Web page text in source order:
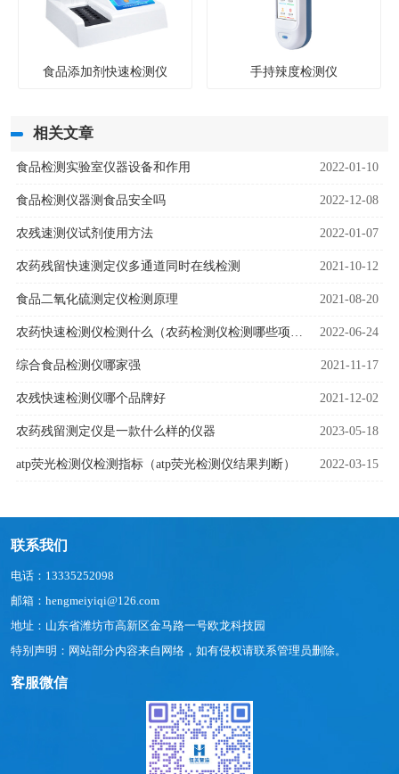
食品添加剂快速检测仪 手持辣度检测仪
相关文章
食品检测实验室仪器设备和作用 2022-01-10
食品检测仪器测食品安全吗 2022-12-08
农残速测仪试剂使用方法 2022-01-07
农药残留快速测定仪多通道同时在线检测 2021-10-12
食品二氧化硫测定仪检测原理 2021-08-20
农药快速检测仪检测什么（农药检测仪检测哪些项目） 2022-06-24
综合食品检测仪哪家强 2021-11-17
农残快速检测仪哪个品牌好 2021-12-02
农药残留测定仪是一款什么样的仪器 2023-05-18
atp荧光检测仪检测指标（atp荧光检测仪结果判断） 2022-03-15
联系我们
电话：13335252098
邮箱：hengmeiyiqi@126.com
地址：山东省潍坊市高新区金马路一号欧龙科技园
特别声明：网站部分内容来自网络，如有侵权请联系管理员删除。
客服微信